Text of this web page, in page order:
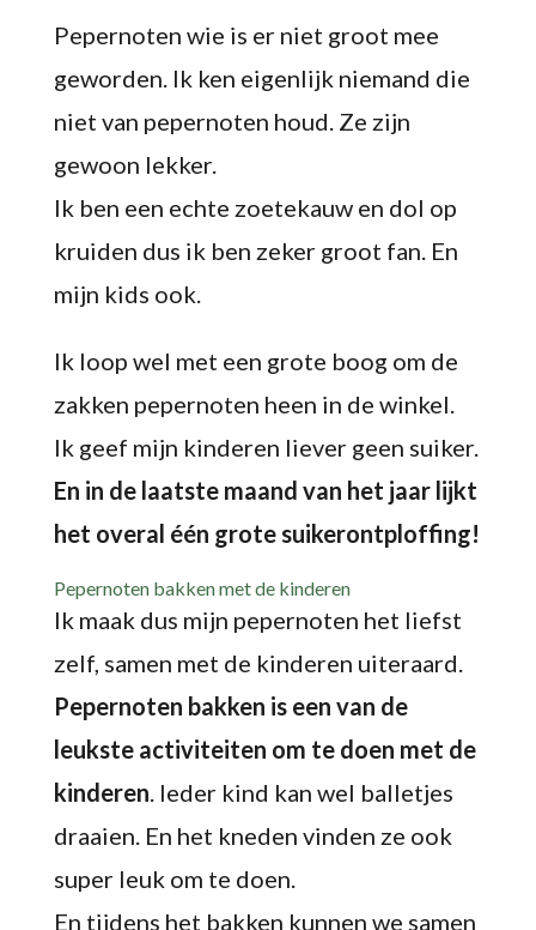
Pepernoten wie is er niet groot mee
geworden. Ik ken eigenlijk niemand die
niet van pepernoten houd. Ze zijn
gewoon lekker.
Ik ben een echte zoetekauw en dol op
kruiden dus ik ben zeker groot fan. En
mijn kids ook.
Ik loop wel met een grote boog om de
zakken pepernoten heen in de winkel.
Ik geef mijn kinderen liever geen suiker.
En in de laatste maand van het jaar lijkt
het overal één grote suikerontploffing!
Pepernoten bakken met de kinderen
Ik maak dus mijn pepernoten het liefst
zelf, samen met de kinderen uiteraard.
Pepernoten bakken is een van de
leukste activiteiten om te doen met de
kinderen . Ieder kind kan wel balletjes
draaien. En het kneden vinden ze ook
super leuk om te doen.
En tijdens het bakken kunnen we samen